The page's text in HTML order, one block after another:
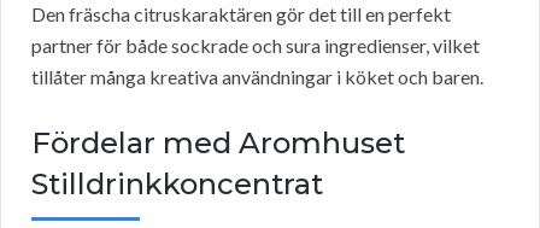
Den fräscha citruskaraktären gör det till en perfekt
partner för både sockrade och sura ingredienser, vilket
tillåter många kreativa användningar i köket och baren.
Fördelar med Aromhuset
Stilldrinkkoncentrat